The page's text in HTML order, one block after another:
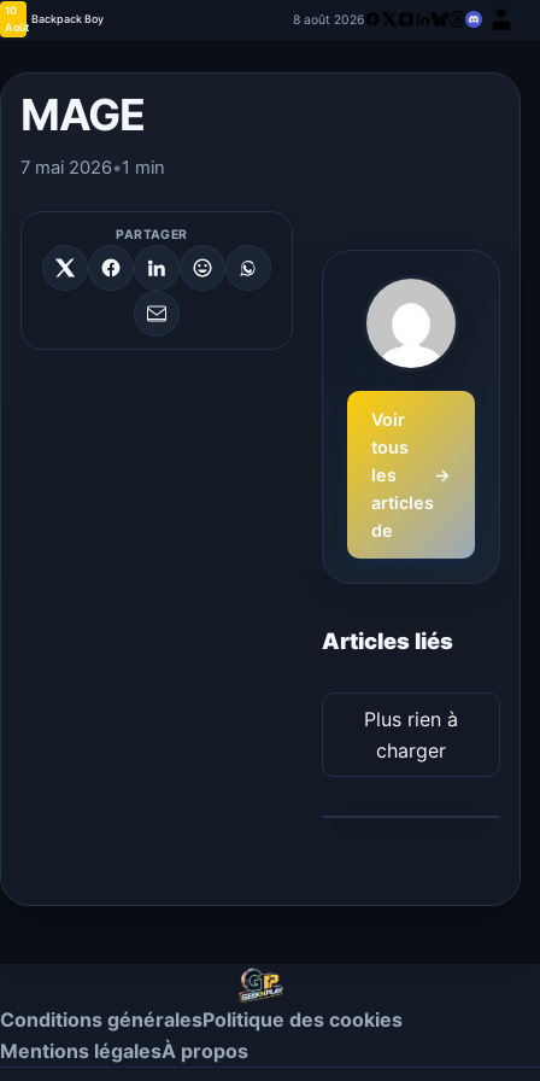
10
Août
Backpack Boy 8 août 2026
MAGE
7 mai 2026•1 min
PARTAGER
Voir
tous
les
articles
de
→
Articles liés
Plus rien à
charger
Conditions généralesPolitique des cookies
Mentions légalesÀ propos